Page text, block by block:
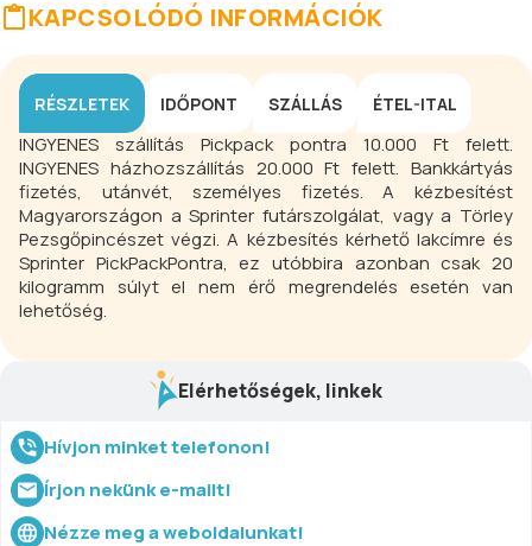
KAPCSOLÓDÓ INFORMÁCIÓK
RÉSZLETEK IDŐPONT SZÁLLÁS ÉTEL-ITAL
INGYENES szállítás Pickpack pontra 10.000 Ft felett.
INGYENES házhozszállítás 20.000 Ft felett. Bankkártyás
fizetés, utánvét, személyes fizetés. A kézbesítést
Magyarországon a Sprinter futárszolgálat, vagy a Törley
Pezsgőpincészet végzi. A kézbesítés kérhető lakcímre és
Sprinter PickPackPontra, ez utóbbira azonban csak 20
kilogramm súlyt el nem érő megrendelés esetén van
lehetőség.
Elérhetőségek, linkek
Hívjon minket telefonon!
Írjon nekünk e-mailt!
Nézze meg a weboldalunkat!